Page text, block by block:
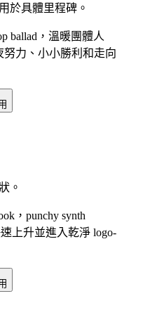
於具體里程碑。
ballad，溫暖團體人
力、小小勝利和走向
。
，punchy synth
上升並進入乾淨 logo-